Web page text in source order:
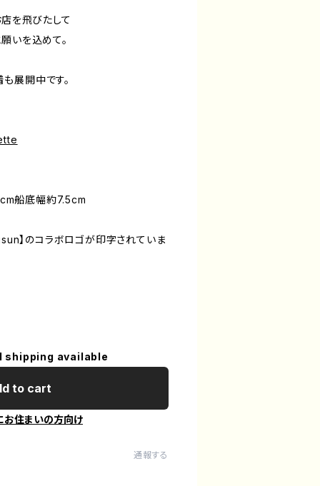
店を飛びたして
いを込めて。
展開中です。
船底幅約7.5cm
】のコラボロゴが印字されていま
shipping available
to cart
お住まいの方向け
通報する